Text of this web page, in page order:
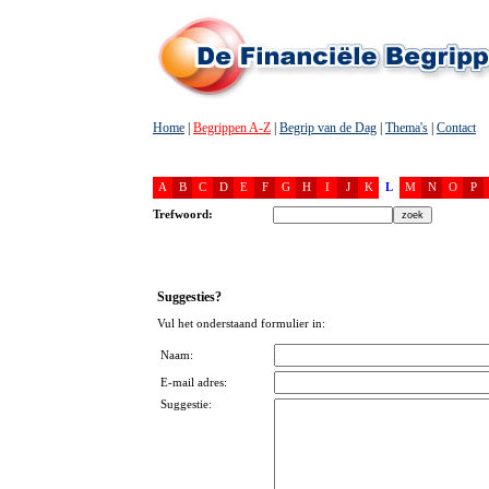
Home Begrippen A-Z Begrip van de Dag Thema's Contact
A B C D E F G H I J K L M N O P
Trefwoord:
Suggesties?
Vul het onderstaand formulier in:
Naam:
E-mail adres:
Suggestie: